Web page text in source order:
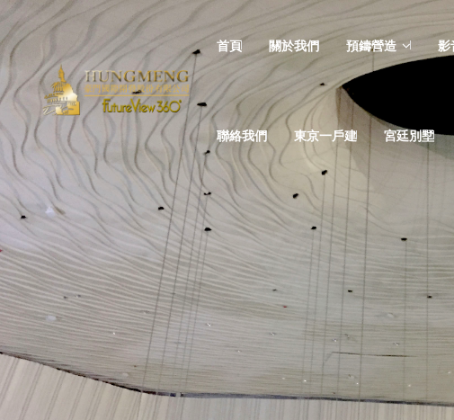
首頁 關於我們 預鑄營造 影
聯絡我們 東京一戶建 宮廷別墅